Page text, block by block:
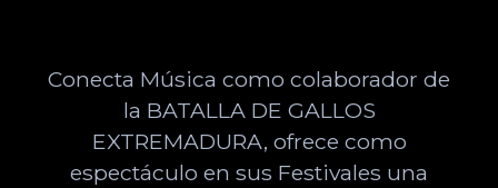
Conecta Música como colaborador de
la BATALLA DE GALLOS
EXTREMADURA, ofrece como
espectáculo en sus Festivales una